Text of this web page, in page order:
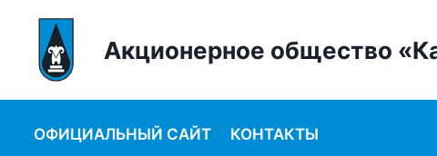
содержанию
Акционерное общество
ОФИЦИАЛЬНЫЙ САЙТ КОНТАКТЫ